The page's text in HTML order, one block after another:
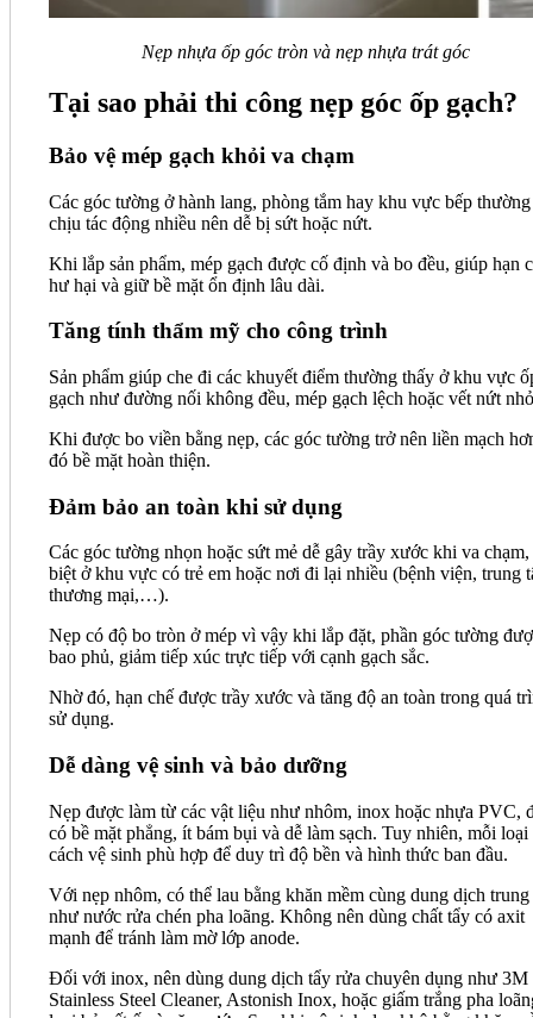
Nẹp nhựa ốp góc tròn và nẹp nhựa trát góc
Tại sao phải thi công nẹp góc ốp gạch?
Bảo vệ mép gạch khỏi va chạm
Các góc tường ở hành lang, phòng tắm hay khu vực bếp thường
chịu tác động nhiều nên dễ bị sứt hoặc nứt.
Khi lắp sản phẩm, mép gạch được cố định và bo đều, giúp hạn
hư hại và giữ bề mặt ổn định lâu dài.
Tăng tính thẩm mỹ cho công trình
Sản phẩm giúp che đi các khuyết điểm thường thấy ở khu vực
gạch như đường nối không đều, mép gạch lệch hoặc vết nứt
Khi được bo viền bằng nẹp, các góc tường trở nên liền mạch
đó bề mặt hoàn thiện.
Đảm bảo an toàn khi sử dụng
Các góc tường nhọn hoặc sứt mẻ dễ gây trầy xước khi va chạm,
biệt ở khu vực có trẻ em hoặc nơi đi lại nhiều (bệnh viện, trung
thương mại,…).
Nẹp có độ bo tròn ở mép vì vậy khi lắp đặt, phần góc tường
bao phủ, giảm tiếp xúc trực tiếp với cạnh gạch sắc.
Nhờ đó, hạn chế được trầy xước và tăng độ an toàn trong quá
sử dụng.
Dễ dàng vệ sinh và bảo dưỡng
Nẹp được làm từ các vật liệu như nhôm, inox hoặc nhựa PVC,
có bề mặt phẳng, ít bám bụi và dễ làm sạch. Tuy nhiên, mỗi loại
cách vệ sinh phù hợp để duy trì độ bền và hình thức ban đầu.
Với nẹp nhôm, có thể lau bằng khăn mềm cùng dung dịch
như nước rửa chén pha loãng. Không nên dùng chất tẩy có axit
mạnh để tránh làm mờ lớp anode.
Đối với inox, nên dùng dung dịch tẩy rửa chuyên dụng như 3M
Stainless Steel Cleaner, Astonish Inox, hoặc giấm trắng pha